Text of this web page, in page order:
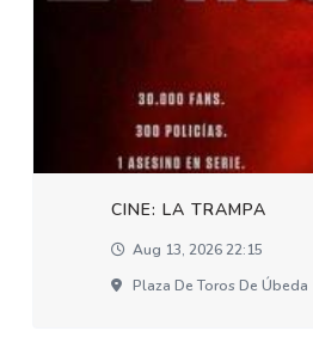
CINE: LA TRAMPA
Aug 13, 2026 22:15
Plaza De Toros De Úbeda